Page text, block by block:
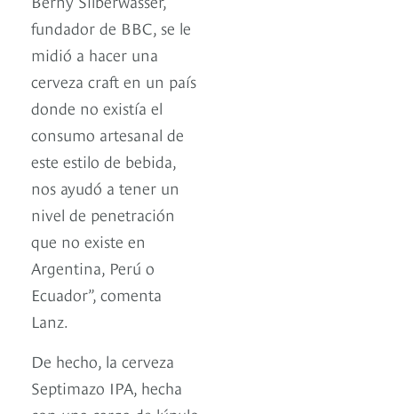
fundador de BBC, se le
midió a hacer una
cerveza craft en un país
donde no existía el
consumo artesanal de
este estilo de bebida,
nos ayudó a tener un
nivel de penetración
que no existe en
Argentina, Perú o
Ecuador”, comenta
Lanz.
De hecho, la cerveza
Septimazo IPA, hecha